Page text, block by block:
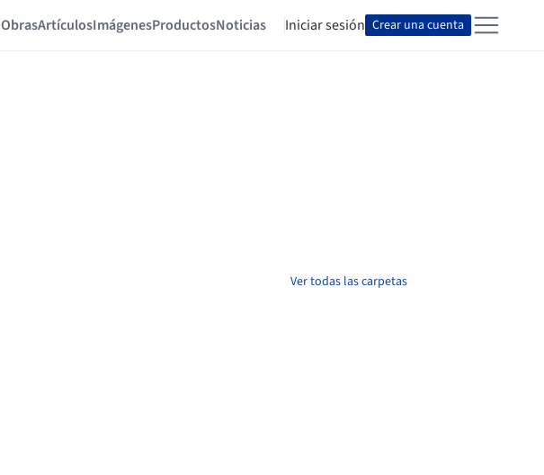
ObrasArtículosImágenesProductosNoticias Iniciar sesión Crear una cuenta
Ver todas las carpetas